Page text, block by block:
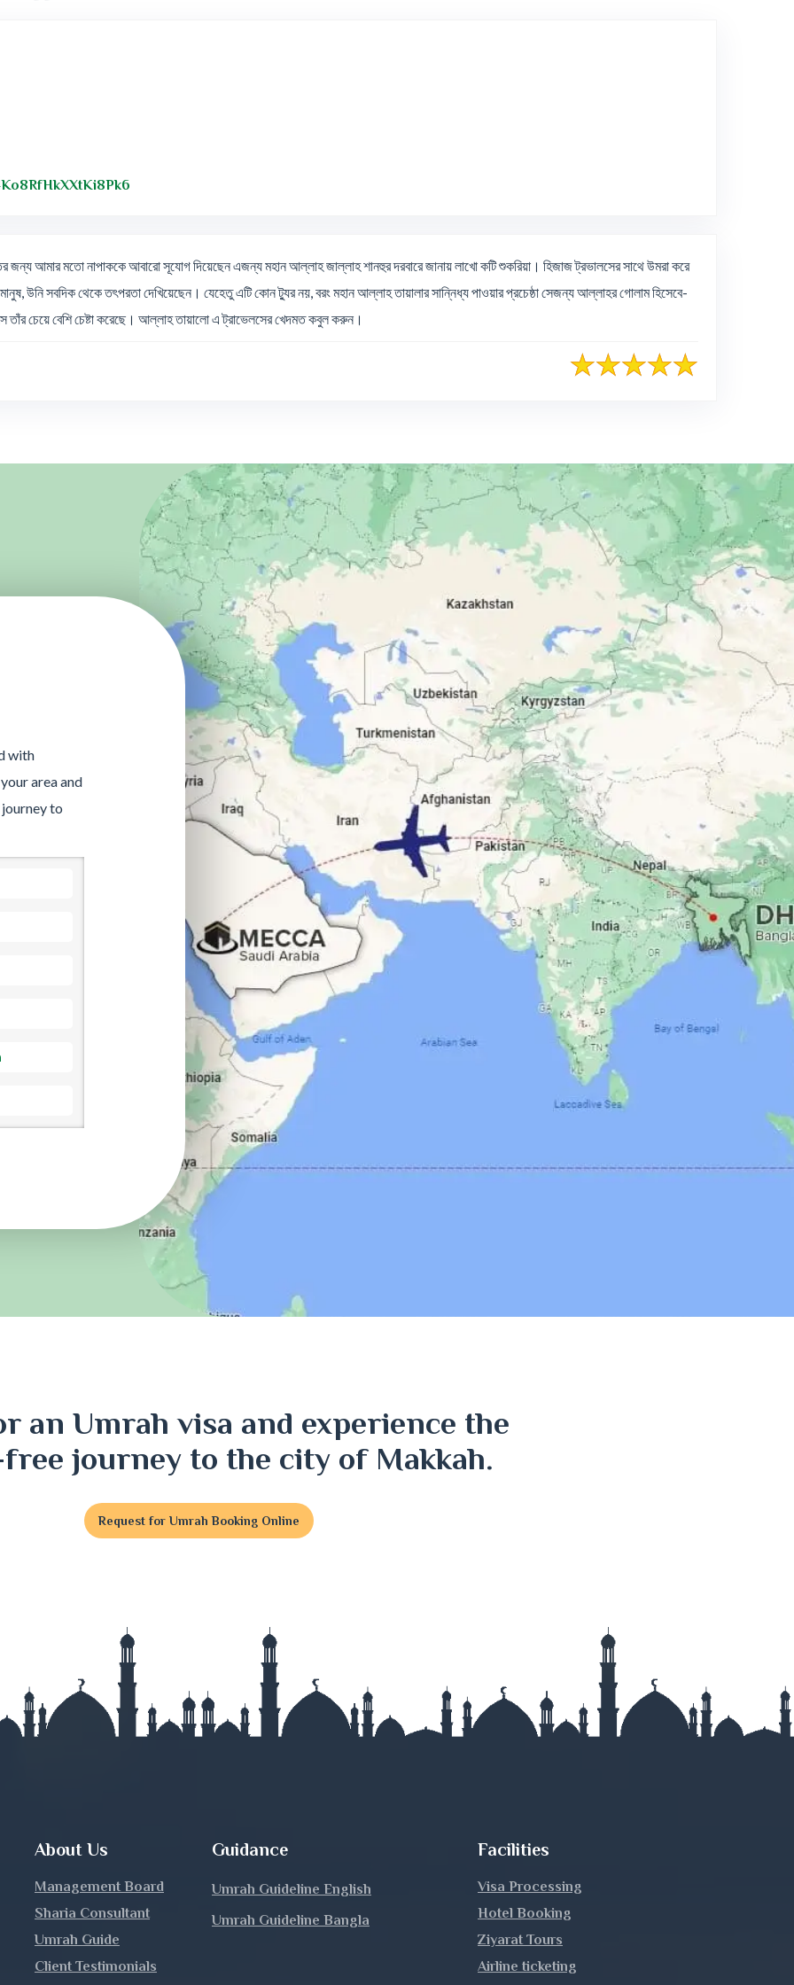
জন্য আমার মতো নাপাককে আবারো সূযোগ দিয়েছেন এজন্য মহান আল্লাহ জাল্লাহ শানহুর দরবারে জানায় লাখো কটি শুকরিয়া। হিজাজ ট্রভালসের সাথে উমরা করে
উনি সবদিক থেকে তৎপরতা দেখিয়েছেন। যেহেতু এটি কোন ট্যুর নয়, বরং মহান আল্লাহ তায়ালার সান্নিধ্য পাওয়ার প্রচেষ্ঠা সেজন্য আল্লাহর গোলাম হিসেবে-
চেয়ে বেশি চেষ্টা করেছে। আল্লাহ তায়ালাে এ ট্রাভেলসের খেদমত কবুল করুন।
with
area and
to
an Umrah visa and experience the
journey to the city of Makkah.
Request for Umrah Booking Online
About Us
Management Board
Sharia Consultant
Umrah Guide
Client Testimonials
Guidance
Umrah Guideline English
Umrah Guideline Bangla
Facilities
Visa Processing
Hotel Booking
Ziyarat Tours
Airline ticketing